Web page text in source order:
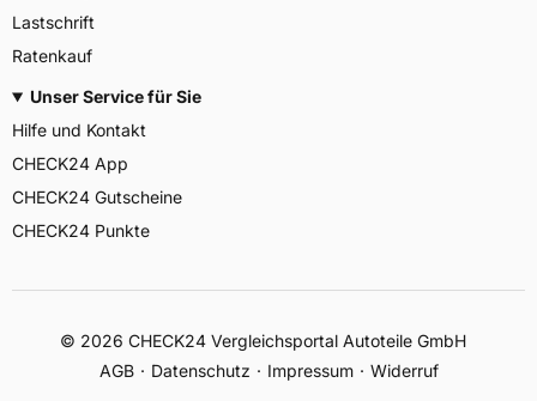
Lastschrift
Ratenkauf
Unser Service für Sie
Hilfe und Kontakt
CHECK24 App
CHECK24 Gutscheine
CHECK24 Punkte
© 2026 CHECK24 Vergleichsportal Autoteile GmbH
AGB
Datenschutz Impressum Widerruf